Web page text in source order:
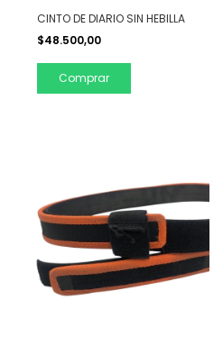
CINTO DE DIARIO SIN HEBILLA
$48.500,00
Comprar